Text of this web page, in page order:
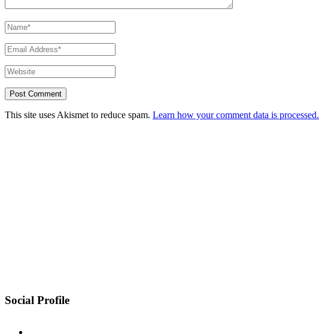
This site uses Akismet to reduce spam. Learn how your comment data is processed.
Social Profile